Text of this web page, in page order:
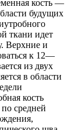
кость —
будущих
ткани идет
Верхние и
к 12—
из двух
в области
кость
средней